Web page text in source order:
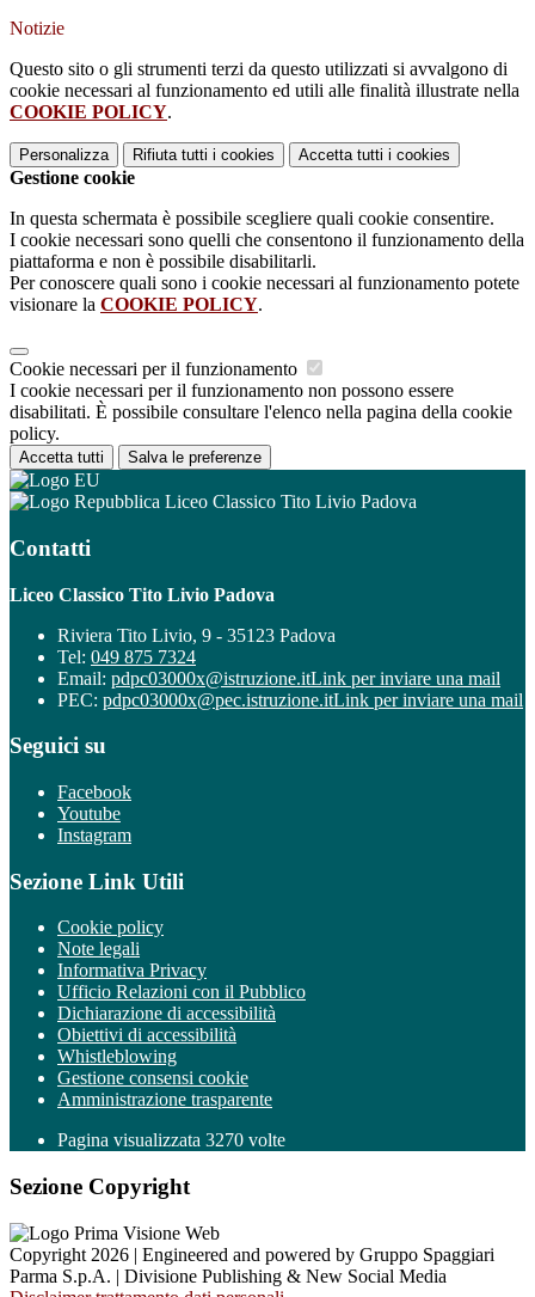
Notizie
Questo sito o gli strumenti terzi da questo utilizzati si avvalgono di
cookie necessari al funzionamento ed utili alle finalità illustrate nella
COOKIE POLICY.
Personalizza Rifiuta tutti i cookies Accetta tutti i cookies
Gestione cookie
In questa schermata è possibile scegliere quali cookie consentire.
I cookie necessari sono quelli che consentono il funzionamento della
piattaforma e non è possibile disabilitarli.
Per conoscere quali sono i cookie necessari al funzionamento potete
visionare la COOKIE POLICY.
Cookie necessari per il funzionamento
I cookie necessari per il funzionamento non possono essere
disabilitati. È possibile consultare l'elenco nella pagina della cookie
policy.
Accetta tutti Salva le preferenze
Liceo Classico Tito Livio Padova
Contatti
Liceo Classico Tito Livio Padova
Riviera Tito Livio, 9 - 35123 Padova
Tel: 049 875 7324
Email: pdpc03000x@istruzione.itLink per inviare una mail
PEC: pdpc03000x@pec.istruzione.itLink per inviare una mail
Seguici su
Facebook
Youtube
Instagram
Sezione Link Utili
Cookie policy
Note legali
Informativa Privacy
Ufficio Relazioni con il Pubblico
Dichiarazione di accessibilità
Obiettivi di accessibilità
Whistleblowing
Gestione consensi cookie
Amministrazione trasparente
Pagina visualizzata 3270 volte
Sezione Copyright
Copyright 2026 | Engineered and powered by Gruppo Spaggiari
Parma S.p.A. | Divisione Publishing & New Social Media